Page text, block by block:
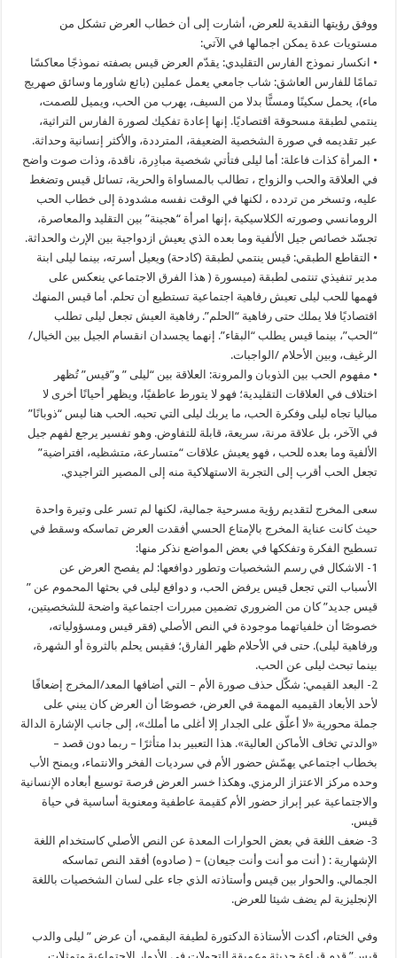
ووفق رؤيتها النقدية للعرض، أشارت إلى أن خطاب العرض تشكل من
مستويات عدة يمكن اجمالها في الآتي:
• انكسار نموذج الفارس التقليدي: يقدّم العرض قيس بصفته نموذجًا معاكسًا
تمامًا للفارس العاشق: شاب جامعي يعمل عملين (بائع شاورما وسائق صهريج
ماء)، يحمل سكينًا ومسنًّا بدلا من السيف، يهرب من الحب، ويميل للصمت،
ينتمي لطبقة مسحوقة اقتصاديًا. إنها إعادة تفكيك لصورة الفارس التراثية،
عبر تقديمه في صورة الشخصية الضعيفة، المترددة، والأكثر إنسانية وحداثة.
• المرأة كذات فاعلة: أما ليلى فتأتي شخصية مبادِرة، ناقدة، وذات صوت واضح
في العلاقة والحب والزواج ، تطالب بالمساواة والحرية، تسائل قيس وتضغط
عليه، وتسخر من تردده ، لكنها في الوقت نفسه مشدودة إلى خطاب الحب
الرومانسي وصورته الكلاسيكية ،إنها امرأة “هجينة” بين التقليد والمعاصرة،
تجسّد خصائص جيل الألفية وما بعده الذي يعيش ازدواجية بين الإرث والحداثة.
• التقاطع الطبقي: قيس ينتمي لطبقة (كادحة) ويعيل أسرته، بينما ليلى ابنة
مدير تنفيذي تنتمى لطبقة (ميسورة ( هذا الفرق الاجتماعي ينعكس على
فهمها للحب ليلى تعيش رفاهية اجتماعية تستطيع أن تحلم. أما قيس المنهك
اقتصاديًا فلا يملك حتى رفاهية “الحلم”. رفاهية العيش تجعل ليلى تطلب
“الحب”، بينما قيس يطلب “البقاء”. إنهما يجسدان انقسام الجيل بين الخيال/
الرغيف، وبين الأحلام /الواجبات.
• مفهوم الحب بين الذوبان والمرونة: العلاقة بين “ليلى ” و”قيس” تُظهر
اختلاف في العلاقات التقليدية؛ فهو لا يتورط عاطفيًا، ويظهر أحيانًا أخرى لا
مباليا تجاه ليلى وفكرة الحب، ما يربك ليلى التي تحبه. الحب هنا ليس “ذوبانًا”
في الآخر، بل علاقة مرنة، سريعة، قابلة للتفاوض. وهو تفسير يرجع لفهم جيل
الألفية وما بعده للحب ، فهو يعيش علاقات “متسارعة، متشظيه، افتراضية”
تجعل الحب أقرب إلى التجربة الاستهلاكية منه إلى المصير التراجيدي.
سعى المخرج لتقديم رؤية مسرحية جمالية، لكنها لم تسر على وتيرة واحدة
حيث كانت عناية المخرج بالإمتاع الحسي أفقدت العرض تماسكه وسقط في
تسطيح الفكرة وتفككها في بعض المواضع نذكر منها:
1- الاشكال في رسم الشخصيات وتطور دوافعها: لم يفصح العرض عن
الأسباب التي تجعل قيس يرفض الحب، و دوافع ليلى في بحثها المحموم عن ”
قيس جديد” كان من الضروري تضمين مبررات اجتماعية واضحة للشخصيتين،
خصوصًا أن خلفياتهما موجودة في النص الأصلي (فقر قيس ومسؤولياته،
ورفاهية ليلى). حتى في الأحلام ظهر الفارق؛ فقيس يحلم بالثروة أو الشهرة،
بينما تبحث ليلى عن الحب.
2- البعد القيمي: شكّل حذف صورة الأم – التي أضافها المعد/المخرج إضعافًا
لأحد الأبعاد القيميه المهمة في العرض، خصوصًا أن العرض كان يبني على
جملة محورية «لا أعلّق على الجدار إلا أغلى ما أملك»، إلى جانب الإشارة الدالة
«والدتي تخاف الأماكن العالية». هذا التعبير بدا متأثرًا – ربما دون قصد –
بخطاب اجتماعي يهمّش حضور الأم في سرديات الفخر والانتماء، ويمنح الأب
وحده مركز الاعتزاز الرمزي. وهكذا خسر العرض فرصة توسيع أبعاده الإنسانية
والاجتماعية عبر إبراز حضور الأم كقيمة عاطفية ومعنوية أساسية في حياة
قيس.
3- ضعف اللغة في بعض الحوارات المعدة عن النص الأصلي كاستخدام اللغة
الإشهارية : ( أنت مو أنت وأنت جيعان) – ( صادوه) أفقد النص تماسكه
الجمالي. والحوار بين قيس وأستاذته الذي جاء على لسان الشخصيات باللغة
الإنجليزية لم يضف شيئا للعرض.
وفي الختام، أكدت الأستاذة الدكتورة لطيفة البقمي، أن عرض ” ليلى والدب